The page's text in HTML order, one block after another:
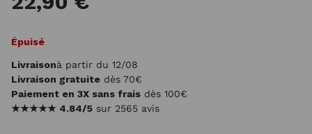
Épuisé
Livraisonà partir du 12/08
Livraison gratuite dès 70€
Paiement en 3X sans frais dès 100€
★★★★★ 4.84/5 sur 2565 avis